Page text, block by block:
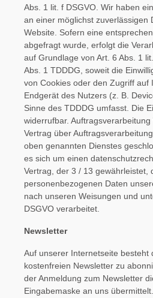
Abs. 1 lit. f DSGVO. Wir haben
an einer möglichst zuverlässigen
Website. Sofern eine
abgefragt wurde, erfolgt die
auf Grundlage von Art. 6 Abs. 1
Abs. 1 TDDDG, soweit die
von Cookies oder den Zugriff auf
Endgerät des Nutzers (z. B.
Sinne des TDDDG umfasst. Die
widerrufbar.
Vertrag über
oben genannten Dienstes
es sich um einen
Vertrag, der 3 / 13 gewährleistet,
personenbezogenen Daten
nach unseren Weisungen und
DSGVO verarbeitet.
Newsletter
Auf unserer Internetseite besteht
kostenfreien Newsletter zu
der Anmeldung zum Newsletter
Eingabemaske an uns